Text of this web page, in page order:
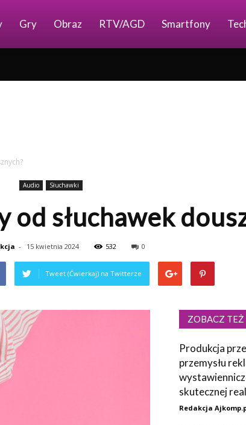
Gry Obraz RTV/AGD Smartfony
Audio Słuchawki
od słuchawek
- 15 kwietnia 2024 532 0
Tweet (Ćwierkaj) na Twitterze
ZOBACZ TEŻ
Produkcja
przemysłu
skutecznej
Redakcja